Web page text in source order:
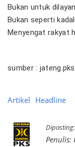
Bukan untuk
Bukan seperti
Menyengat rakyat
sumber :
Artikel Headline